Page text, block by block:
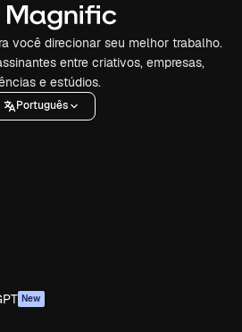
você direcionar seu melhor trabalho.
entre criativos, empresas,
e estúdios.
Português
New